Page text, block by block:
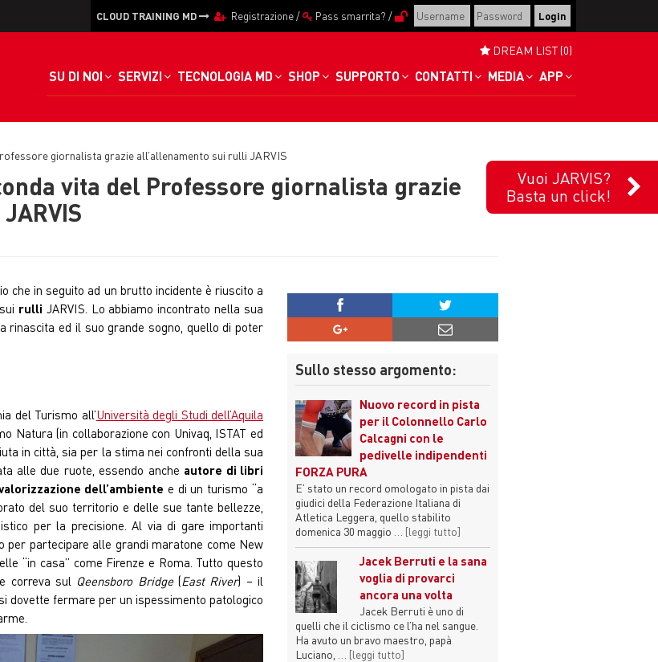
CLOUD TRAINING MD Registrazione/ Pass smarrita? /
SU DI NOI SERVIZI TECNOLOGIA MD SHOP SUPPORTO CONTATTI MEDIA APP
DREAM LIST (0)
Vuoi JARVIS?
Basta un click!
giornalista grazie all’allenamento sui rulli JARVIS
vita del Professore giornalista grazie
che in seguito ad un brutto incidente è riuscito a
sui rulli JARVIS. Lo abbiamo incontrato nella sua
rinascita ed il suo grande sogno, quello di poter
del Turismo all’Università degli Studi dell’Aquila
Natura (in collaborazione con Univaq, ISTAT ed
in città, sia per la stima nei confronti della sua
alle due ruote, essendo anche autore di libri
dell’ambiente e di un turismo “a
del suo territorio e delle sue tante bellezze,
per la precisione. Al via di gare importanti
per partecipare alle grandi maratone come New
“in casa” come Firenze e Roma. Tutto questo
correva sul Qeensboro Bridge(East River) – il
dovette fermare per un ispessimento patologico
Sullo stesso argomento:
Nuovo record in pista
per il Colonnello Carlo
Calcagni con le
pedivelle indipendenti
FORZA PURA
E’ stato un record omologato in pista dai
giudici della Federazione Italiana di
Atletica Leggera, quello stabilito
domenica 30 maggio
… [leggi tutto]
Jacek Berruti e la sana
voglia di provarci
ancora una volta
Jacek Berruti è uno di
quelli che il ciclismo ce l’ha nel sangue.
Ha avuto un bravo maestro, papà
Luciano,
… [leggi tutto]